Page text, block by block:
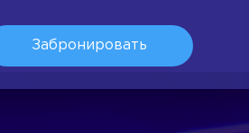
Забронировать